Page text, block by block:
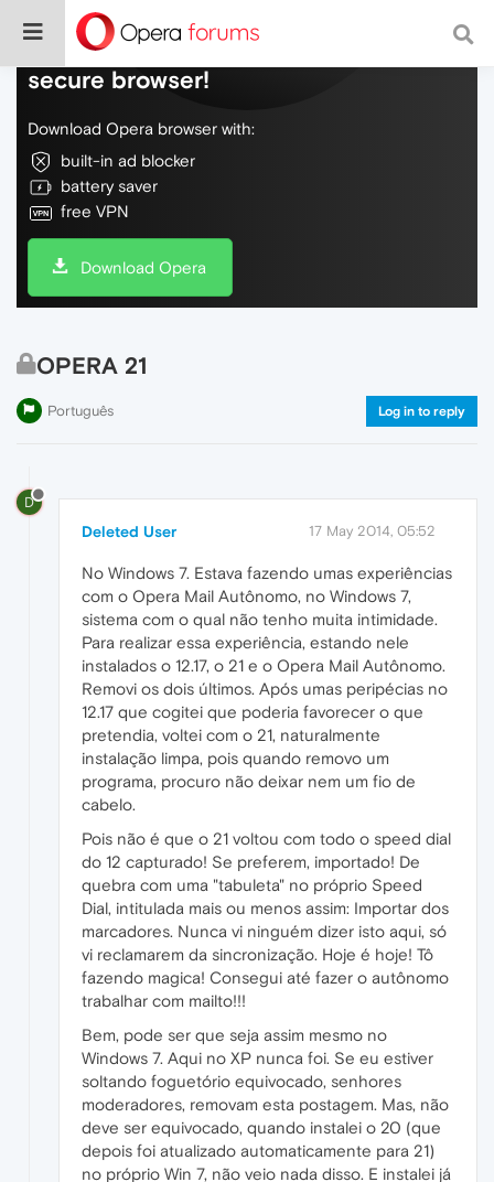
Do more on the web, with a fast and
secure browser!
Download Opera browser with:
built-in ad blocker
battery saver
free VPN
Download Opera
OPERA 21
Português Log in to reply
D
Deleted User 17 May 2014, 05:52
No Windows 7. Estava fazendo umas experiências
com o Opera Mail Autônomo, no Windows 7,
sistema com o qual não tenho muita intimidade.
Para realizar essa experiência, estando nele
instalados o 12.17, o 21 e o Opera Mail Autônomo.
Removi os dois últimos. Após umas peripécias no
12.17 que cogitei que poderia favorecer o que
pretendia, voltei com o 21, naturalmente
instalação limpa, pois quando removo um
programa, procuro não deixar nem um fio de
cabelo.
Pois não é que o 21 voltou com todo o speed dial
do 12 capturado! Se preferem, importado! De
quebra com uma "tabuleta" no próprio Speed
Dial, intitulada mais ou menos assim: Importar dos
marcadores. Nunca vi ninguém dizer isto aqui, só
vi reclamarem da sincronização. Hoje é hoje! Tô
fazendo magica! Consegui até fazer o autônomo
trabalhar com mailto!!!
Bem, pode ser que seja assim mesmo no
Windows 7. Aqui no XP nunca foi. Se eu estiver
soltando foguetório equivocado, senhores
moderadores, removam esta postagem. Mas, não
deve ser equivocado, quando instalei o 20 (que
depois foi atualizado automaticamente para 21)
no próprio Win 7, não veio nada disso. E instalei já